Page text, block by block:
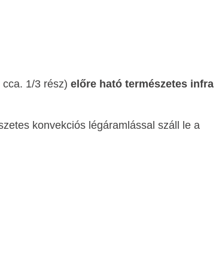
1/3 rész) előre ható természetes infra
konvekciós légáramlással száll le a